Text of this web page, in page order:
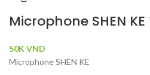
Microphone SHEN
50K VND
Microphone SHEN KE